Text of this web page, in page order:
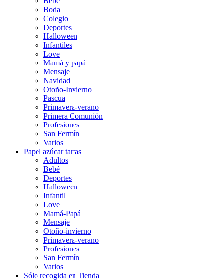
Boda
Colegio
Deportes
Halloween
Infantiles
Love
Mamá y papá
Mensaje
Navidad
Otoño-Invierno
Pascua
Primavera-verano
Primera Comunión
Profesiones
San Fermín
Varios
Papel azúcar tartas
Adultos
Bebé
Deportes
Halloween
Infantil
Love
Mamá-Papá
Mensaje
Otoño-invierno
Primavera-verano
Profesiones
San Fermín
Varios
Sólo recogida en Tienda